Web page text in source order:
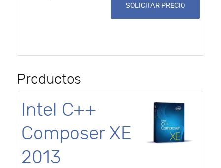
SOLICITAR PRECIO
Productos
Intel C++
Composer XE
2013